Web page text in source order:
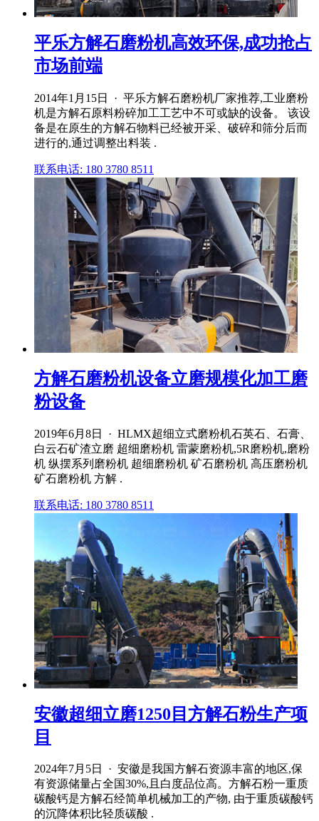
平乐方解石磨粉机高效环保,成功抢占
市场前端
2014年1月15日 · 平乐方解石磨粉机厂家推荐,工业磨粉
机是方解石原料粉碎加工工艺中不可或缺的设备。 该设
备是在原生的方解石物料已经被开采、破碎和筛分后而
进行的,通过调整出料装 .
联系电话: 180 3780 8511
方解石磨粉机设备立磨规模化加工磨
粉设备
2019年6月8日 · HLMX超细立式磨粉机石英石、石膏、
白云石矿渣立磨 超细磨粉机 雷蒙磨粉机,5R磨粉机,磨粉
机 纵摆系列磨粉机 超细磨粉机 矿石磨粉机 高压磨粉机
矿石磨粉机 方解 .
联系电话: 180 3780 8511
安徽超细立磨1250目方解石粉生产项
目
2024年7月5日 · 安徽是我国方解石资源丰富的地区,保
有资源储量占全国30%,且白度品位高。方解石粉一重质
碳酸钙是方解石经简单机械加工的产物, 由于重质碳酸钙
的沉降体积比轻质碳酸 .